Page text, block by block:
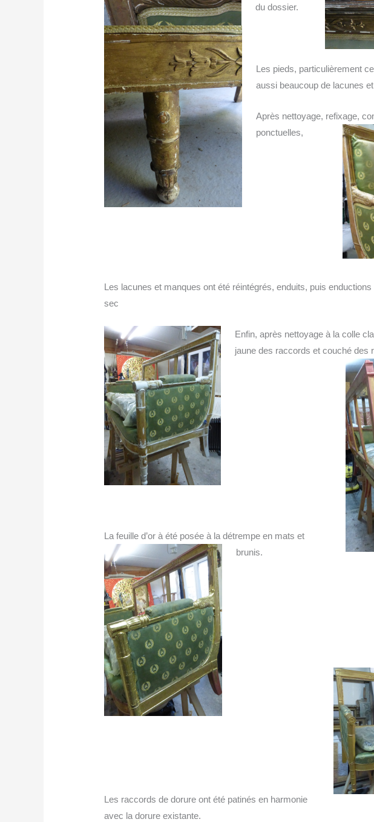
du dossier.
Les pieds, particulièrement
aussi beaucoup de lacunes
Après nettoyage, refixage,
ponctuelles,
Les lacunes et manques ont été réintégrés, enduits, puis
sec
Enfin, après nettoyage à la colle
jaune des raccords et couché des
La feuille d’or à été posée à la détrempe en mats et
brunis.
Les raccords de dorure ont été patinés en harmonie
avec la dorure existante.